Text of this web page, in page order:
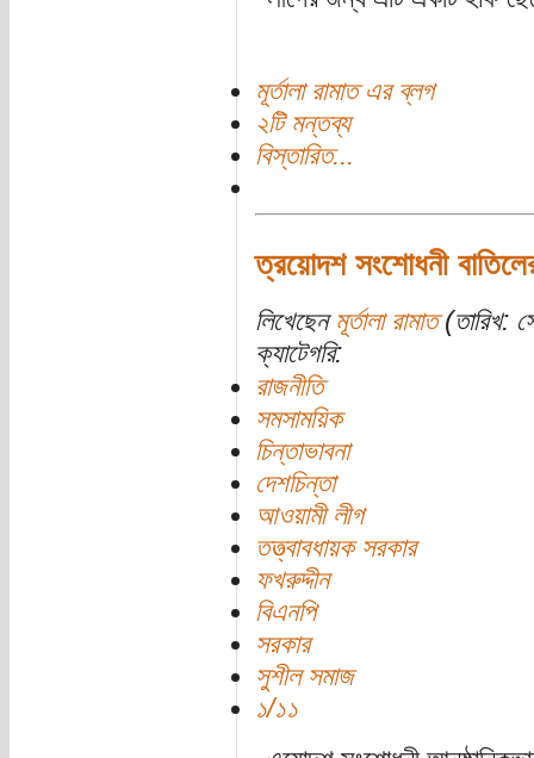
মূর্তালা রামাত এর ব্লগ
২টি মন্তব্য
বিস্তারিত...
ত্রয়োদশ সংশোধনী
লিখেছেন মূর্তালা রামাত(তারিখ:
ক্যাটেগরি:
রাজনীতি
সমসাময়িক
চিন্তাভাবনা
দেশচিন্তা
আওয়ামী লীগ
তত্ত্বাবধায়ক সরকার
ফখরুদ্দীন
বিএনপি
সরকার
সুশীল সমাজ
১/১১